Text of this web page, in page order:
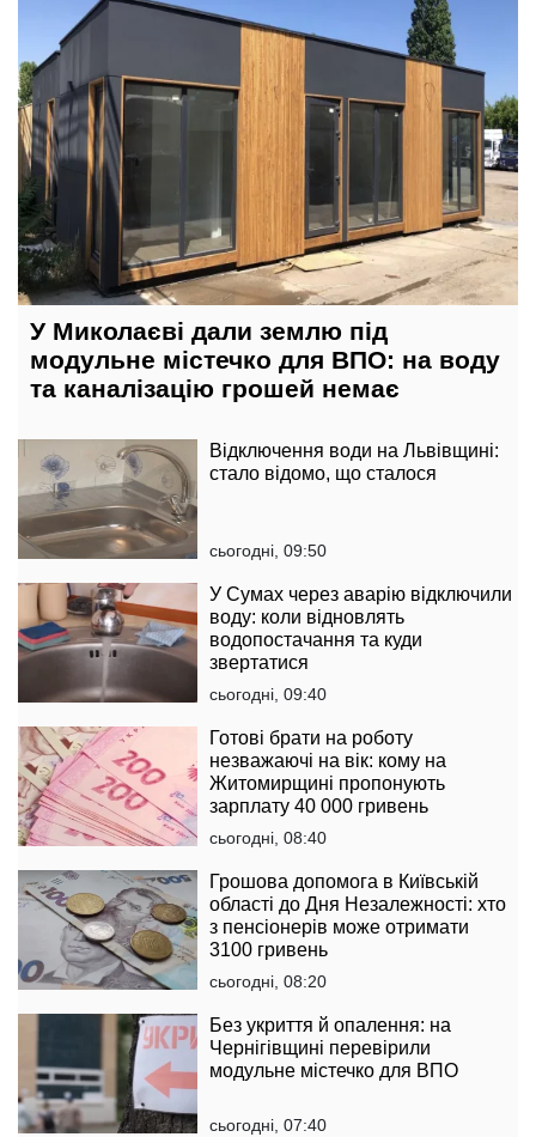
У Миколаєві дали землю під
модульне містечко для ВПО: на воду
та каналізацію грошей немає
Відключення води на Львівщині:
стало відомо, що сталося
сьогодні, 09:50
У Сумах через аварію відключили
воду: коли відновлять
водопостачання та куди
звертатися
сьогодні, 09:40
Готові брати на роботу
незважаючі на вік: кому на
Житомирщині пропонують
зарплату 40 000 гривень
сьогодні, 08:40
Грошова допомога в Київській
області до Дня Незалежності: хто
з пенсіонерів може отримати
3100 гривень
сьогодні, 08:20
Без укриття й опалення: на
Чернігівщині перевірили
модульне містечко для ВПО
сьогодні, 07:40